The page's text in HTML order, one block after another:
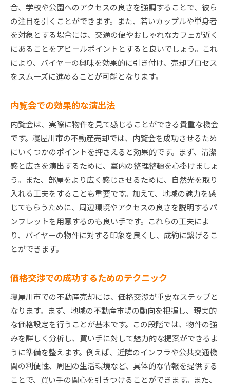
合、学校や公園へのアクセスの良さを強調することで、彼ら
の注目を引くことができます。また、若いカップルや単身者
を対象とする場合には、交通の便やおしゃれなカフェが近く
にあることをアピールポイントとすると良いでしょう。これ
により、バイヤーの興味を効果的に引き付け、売却プロセス
をスムーズに進めることが可能となります。
内覧会での効果的な演出法
内覧会は、実際に物件を見て感じることができる貴重な機会
です。寝屋川市の不動産売却では、内覧会を成功させるため
にいくつかのポイントを押さえると効果的です。まず、清潔
感と広さを演出するために、室内の整理整頓を心掛けましょ
う。また、部屋をより広く感じさせるために、自然光を取り
入れる工夫をすることも重要です。加えて、地域の魅力を感
じてもらうために、周辺環境やアクセスの良さを説明するパ
ンフレットを用意するのも良い手です。これらの工夫によ
り、バイヤーの物件に対する印象を良くし、成約に繋げるこ
とができます。
価格交渉での成功するためのテクニック
寝屋川市での不動産売却には、価格交渉が重要なステップと
なります。まず、地域の不動産市場の動向を把握し、現実的
な価格設定を行うことが基本です。この段階では、物件の強
みを詳しく分析し、買い手に対して魅力的な提案ができるよ
うに準備を整えます。例えば、近隣のインフラや公共交通機
関の利便性、周囲の生活環境など、具体的な情報を提供する
ことで、買い手の関心を引きつけることができます。また、